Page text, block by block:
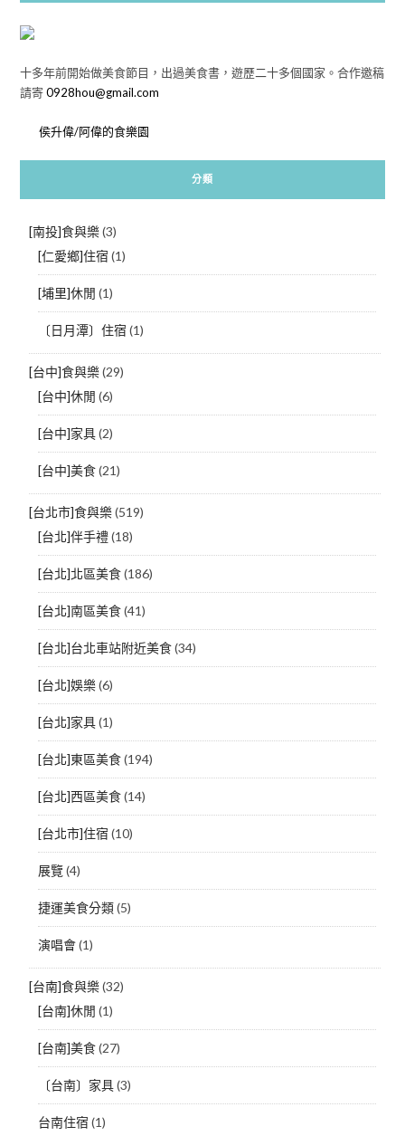
十多年前開始做美食節目，出過美食書，遊歷二十多個國家。合作邀稿
請寄0928hou@gmail.com
侯升偉/阿偉的食樂園
分類
[南投]食與樂(3)
[仁愛鄉]住宿 (1)
[埔里]休閒 (1)
〔日月潭〕住宿 (1)
[台中]食與樂(29)
[台中]休閒 (6)
[台中]家具(2)
[台中]美食(21)
[台北市]食與樂(519)
[台北]伴手禮(18)
[台北]北區美食(186)
[台北]南區美食(41)
[台北]台北車站附近美食(34)
[台北]娛樂(6)
[台北]家具(1)
[台北]東區美食(194)
[台北]西區美食(14)
[台北市]住宿 (10)
展覽(4)
捷運美食分類(5)
演唱會(1)
[台南]食與樂(32)
[台南]休閒 (1)
[台南]美食(27)
〔台南〕家具(3)
台南住宿 (1)